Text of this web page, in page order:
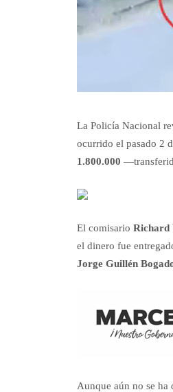
La Policía Nacional
ocurrido el pasado 2
1.800.000
El comisario Richard
el dinero fue
Jorge Guillén
Aunque aún no se ha